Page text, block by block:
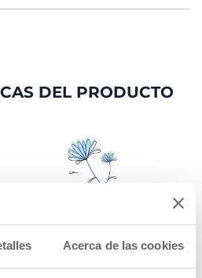
Acerca de las cookies
DEL PRODUCTO
ACCIÓN
EMOLIENTE
Formulado con